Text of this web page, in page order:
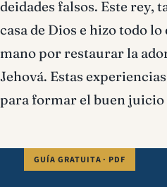
deidades falsos. Este rey,
casa de Dios e hizo todo lo
mano por restaurar la
Jehová. Estas
para formar el buen juicio
GUÍA GRATUITA · PDF